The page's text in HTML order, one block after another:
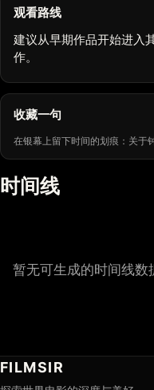
观看路线
建议从早期作品开始进入
作。
收藏一句
在银幕上留下时间的划痕：关于
时间线
暂无可生成的时间线数
FILMSIR